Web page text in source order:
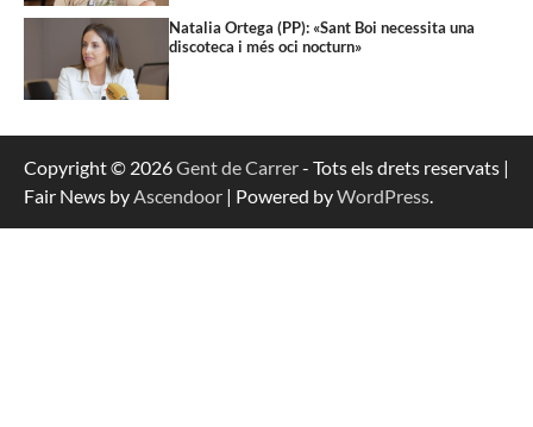
Natalia Ortega (PP): «Sant Boi necessita una
discoteca i més oci nocturn»
Copyright © 2026Gent de Carrer- Tots els drets reservats |
Fair News byAscendoor | Powered byWordPress.